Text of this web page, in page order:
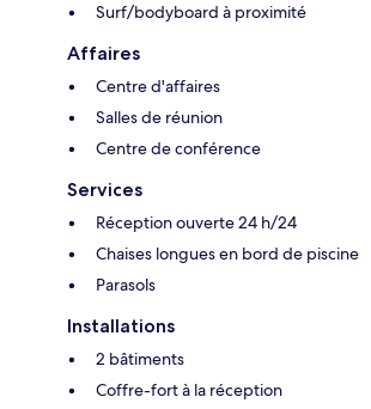
Surf/bodyboard à proximité
Affaires
Centre d'affaires
Salles de réunion
Centre de conférence
Services
Réception ouverte 24 h/24
Chaises longues en bord de piscine
Parasols
Installations
2 bâtiments
Coffre-fort à la réception